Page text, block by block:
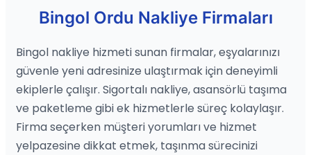
Bingol Ordu Nakliye Firmaları
Bingol nakliye hizmeti sunan firmalar, eşyalarınızı
güvenle yeni adresinize ulaştırmak için deneyimli
ekiplerle çalışır. Sigortalı nakliye, asansörlü taşıma
ve paketleme gibi ek hizmetlerle süreç kolaylaşır.
Firma seçerken müşteri yorumları ve hizmet
yelpazesine dikkat etmek, taşınma sürecinizi